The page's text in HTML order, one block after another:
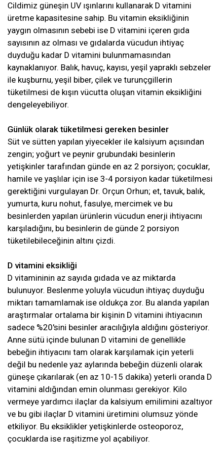
Cildimiz güneşin UV ışınlarını kullanarak D vitamini
üretme kapasitesine sahip. Bu vitamin eksikliğinin
yaygın olmasının sebebi ise D vitamini içeren gıda
sayısının az olması ve gıdalarda vücudun ihtiyaç
duyduğu kadar D vitamini bulunmamasından
kaynaklanıyor. Balık, havuç, kayısı, yeşil yapraklı sebzeler
ile kuşburnu, yeşil biber, çilek ve turunçgillerin
tüketilmesi de kışın vücutta oluşan vitamin eksikliğini
dengeleyebiliyor.
Günlük olarak tüketilmesi gereken besinler
Süt ve sütten yapılan yiyecekler ile kalsiyum açısından
zengin; yoğurt ve peynir grubundaki besinlerin
yetişkinler tarafından günde en az 2 porsiyon; çocuklar,
hamile ve yaşlılar için ise 3-4 porsiyon kadar tüketilmesi
gerektiğini vurgulayan Dr. Orçun Orhun; et, tavuk, balık,
yumurta, kuru nohut, fasulye, mercimek ve bu
besinlerden yapılan ürünlerin vücudun enerji ihtiyacını
karşıladığını, bu besinlerin de günde 2 porsiyon
tüketilebileceğinin altını çizdi.
D vitamini eksikliği
D vitamininin az sayıda gıdada ve az miktarda
bulunuyor. Beslenme yoluyla vücudun ihtiyaç duyduğu
miktarı tamamlamak ise oldukça zor. Bu alanda yapılan
araştırmalar ortalama bir kişinin D vitamini ihtiyacının
sadece %20'sini besinler aracılığıyla aldığını gösteriyor.
Anne sütü içinde bulunan D vitamini de genellikle
bebeğin ihtiyacını tam olarak karşılamak için yeterli
değil bu nedenle yaz aylarında bebeğin düzenli olarak
güneşe çıkarılarak (en az 10-15 dakika) yeterli oranda D
vitamini aldığından emin olunması gerekiyor. Kilo
vermeye yardımcı ilaçlar da kalsiyum emilimini azaltıyor
ve bu gibi ilaçlar D vitamini üretimini olumsuz yönde
etkiliyor. Bu eksiklikler yetişkinlerde osteoporoz,
çocuklarda ise raşitizme yol açabiliyor.